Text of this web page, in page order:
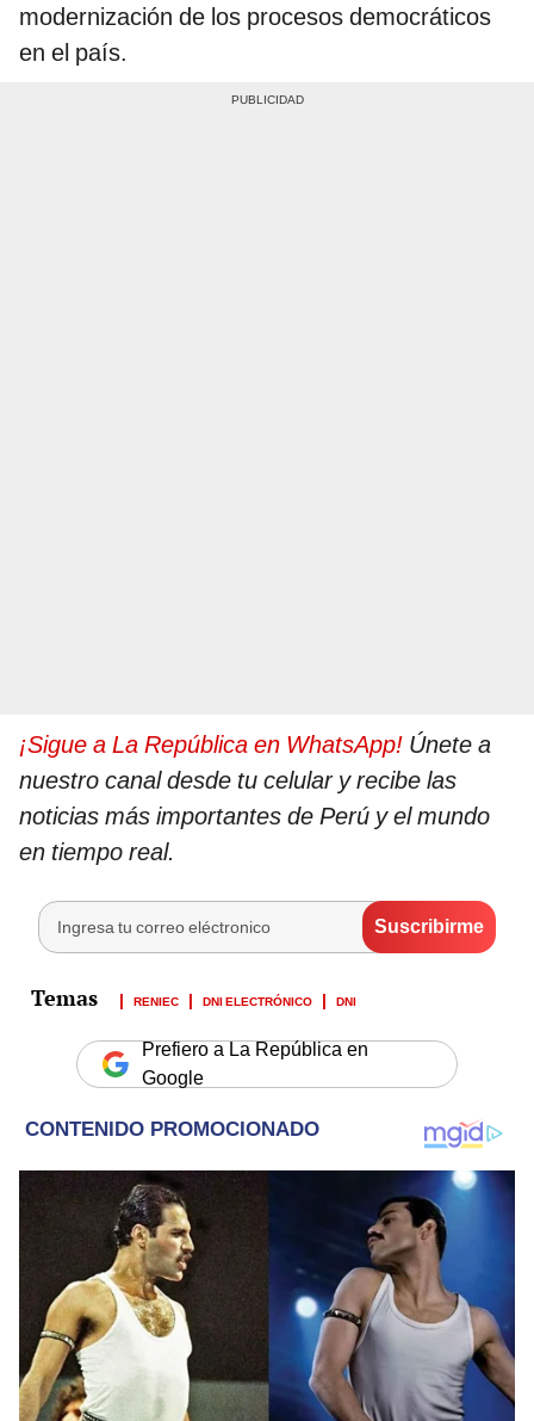
modernización de los procesos democráticos
en el país.
¡Sigue a La República en WhatsApp! Únete a
nuestro canal desde tu celular y recibe las
noticias más importantes de Perú y el mundo
en tiempo real.
RENIEC DNI ELECTRÓNICO DNI
Prefiero a La República en
Google